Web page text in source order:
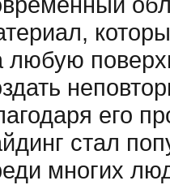
любую
его
стал
многих